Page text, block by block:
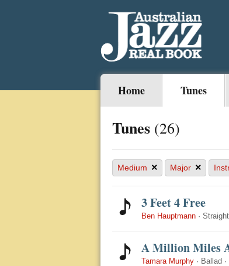
Home Tunes
Tunes (26)
Medium × Major ×
3 Feet 4 Free
Ben Hauptmann · Straight
A Million Miles
Tamara Murphy · Ballad ·